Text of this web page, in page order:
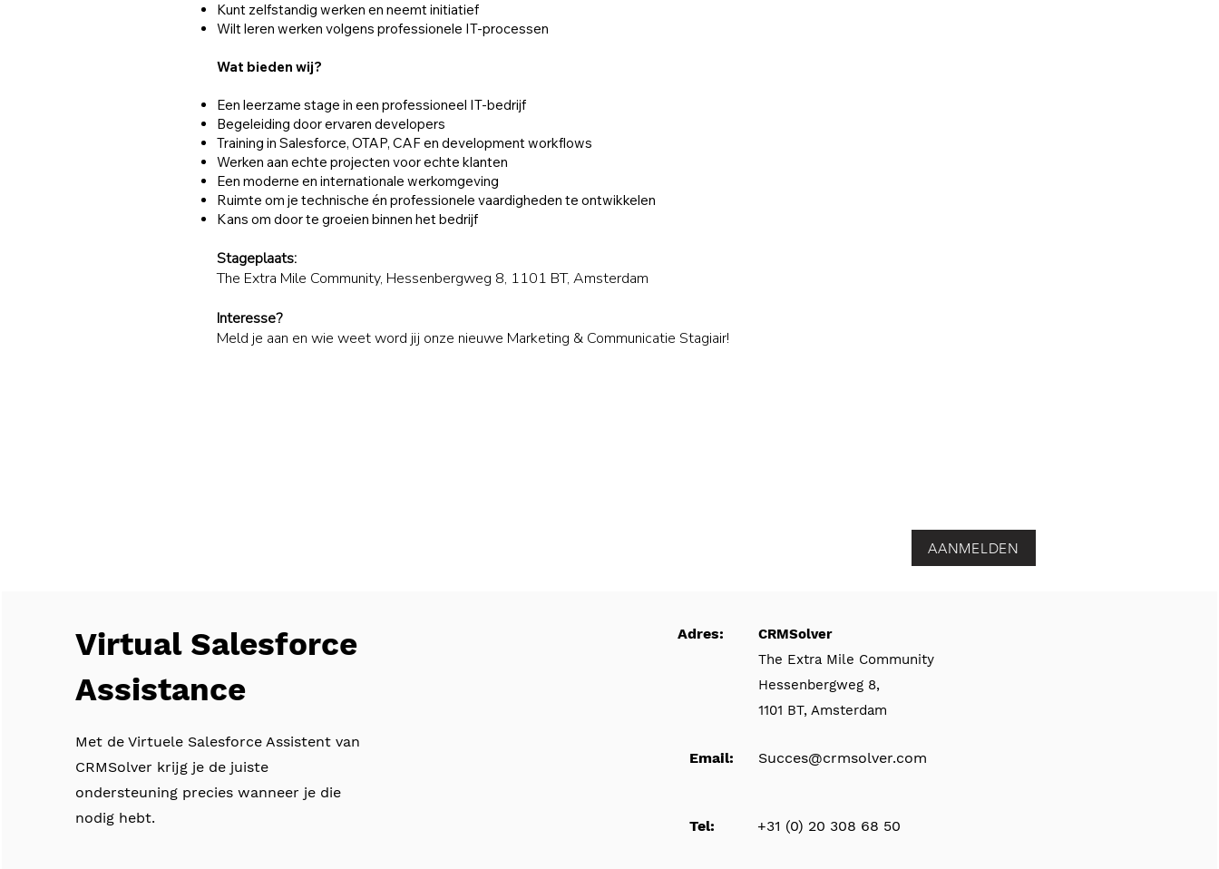
Kunt zelfstandig werken en neemt initiatief
Wilt leren werken volgens professionele IT-processen
Wat bieden wij?
Een leerzame stage in een professioneel IT-bedrijf
Begeleiding door ervaren developers
Training in Salesforce, OTAP, CAF en development workflows
Werken aan echte projecten voor echte klanten
Een moderne en internationale werkomgeving
Ruimte om je technische én professionele vaardigheden te ontwikkelen
Kans om door te groeien binnen het bedrijf
Stageplaats:
The Extra Mile Community, Hessenbergweg 8, 1101 BT, Amsterdam
Interesse?
Meld je aan en wie weet word jij onze nieuwe Marketing & Communicatie Stagiair!
AANMELDEN
Virtual Salesforce
Assistance
Met de Virtuele Salesforce Assistent van
CRMSolver krijg je de juiste
ondersteuning precies wanneer je die
nodig hebt.
Adres:
CRMSolver
The Extra Mile Community
Hessenbergweg 8,
1101 BT, Amsterdam
Email: Succes@crmsolver.com
Tel: +31 (0) 20 308 68 50